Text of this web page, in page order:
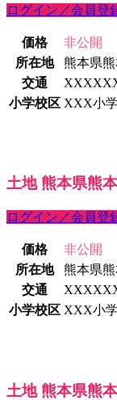
ログイン／会員登
価格
非公開
所在地
熊本県
交通
小学校区 XXX小
土地 熊本県熊
ログイン／会員登
価格
非公開
所在地
熊本県
交通
小学校区 XXX小
土地 熊本県熊